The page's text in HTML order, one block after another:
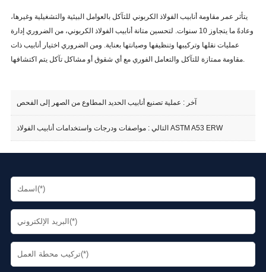
يتأثر عمر مقاومة أنابيب الفولاذ الكربوني للتآكل بالعوامل البيئية والتشغيلية وغيرها،
وعادةً ما يتجاوز 10 سنوات. لتحسين متانة أنابيب الفولاذ الكربوني، من الضروري إدارة
عمليات نقلها وتركيبها وتنظيفها وصيانتها بعناية. ومن الضروري اختيار أنابيب ذات
مقاومة ممتازة للتآكل والتعامل الفوري مع أي شقوق أو مشاكل تآكل يتم اكتشافها.
آخر : عملية تصنيع أنابيب الحديد المطاوع من الصهر إلى الفحص
التالي :مواصفات ودرجات واستخدامات أنابيب الفولاذ ASTM A53 ERW